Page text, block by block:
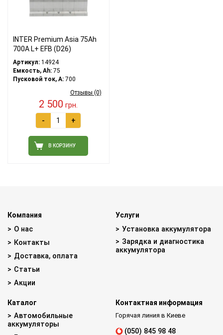
INTER Premium Asia 75Ah
700A L+ EFB (D26)
Артикул: 14924
Емкость, Ah: 75
Пусковой ток, A: 700
Отзывы (0)
2 500 грн.
- +
В КОРЗИНУ
Компания
О нас
Контакты
Доставка, оплата
Статьи
Акции
Услуги
Установка аккумулятора
Зарядка и диагностика
аккумулятора
Каталог
Автомобильные
аккумуляторы
Контактная информация
Горячая линия в Киеве
(050) 845 98 48